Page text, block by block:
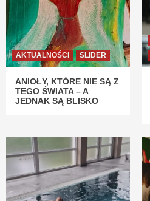
AKTUALNOŚCI SLIDER
ANIOŁY, KTÓRE NIE SĄ Z
TEGO ŚWIATA – A
JEDNAK SĄ BLISKO